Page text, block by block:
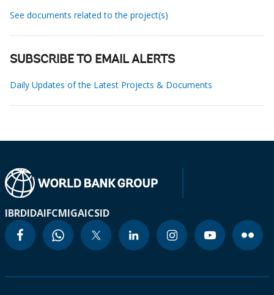
See documents related to the project(s)
SUBSCRIBE TO EMAIL ALERTS
Daily Updates of the Latest Projects & Documents
IBRDIDAIFCMIGAICSID